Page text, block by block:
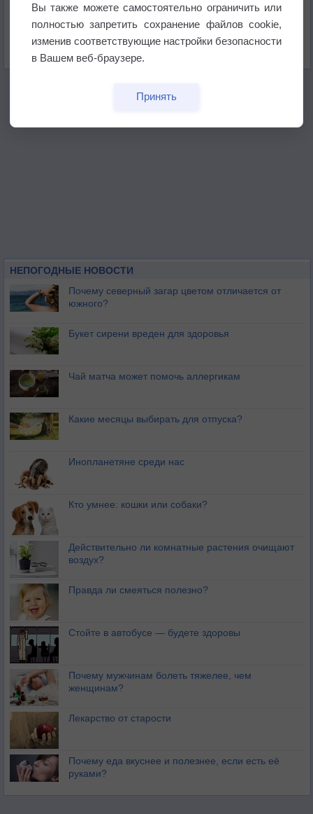
не выпадал дождь
НЕПОГОДНЫЕ НОВОСТИ
Почему северный загар цветом отличается от
южного?
Букет сирени вреден для здоровья
Чай матча может помочь аллергикам
Какие месяцы выбирать для отпуска?
Инопланетяне среди нас
Кто умнее: кошки или собаки?
Действительно ли комнатные растения очищают
воздух?
Правда ли смеяться полезно?
Стойте в автобусе — будете здоровы
Почему мужчинам болеть тяжелее, чем
женщинам?
Лекарство от старости
Почему еда вкуснее и полезнее, если есть её
руками?
Вы также можете самостоятельно ограничить или
полностью запретить сохранение файлов cookie,
изменив соответствующие настройки безопасности
в Вашем веб-браузере.
Принять